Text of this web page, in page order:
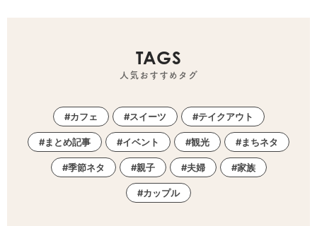
TAGS
人気おすすめタグ
カフェ スイーツ テイクアウト
まとめ記事 イベント 観光 まちネタ
季節ネタ 親子 夫婦 家族
カップル